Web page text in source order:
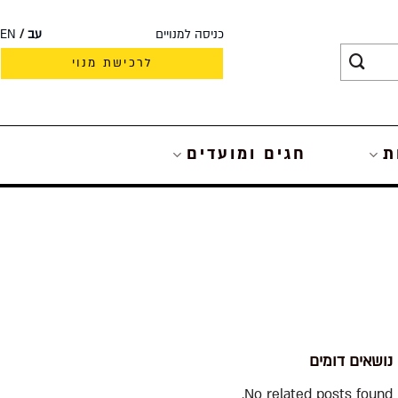
כניסה למנויים עב
EN
לרכישת מנוי
חגים ומועדים
נושאים דומים
No related posts found.